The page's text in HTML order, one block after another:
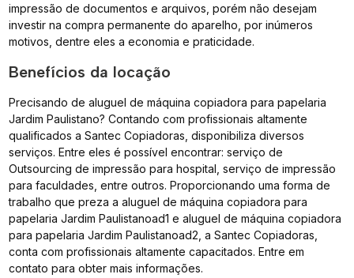
impressão de documentos e arquivos, porém não desejam
investir na compra permanente do aparelho, por inúmeros
motivos, dentre eles a economia e praticidade.
Benefícios da locação
Precisando de aluguel de máquina copiadora para papelaria
Jardim Paulistano? Contando com profissionais altamente
qualificados a Santec Copiadoras, disponibiliza diversos
serviços. Entre eles é possível encontrar: serviço de
Outsourcing de impressão para hospital, serviço de impressão
para faculdades, entre outros. Proporcionando uma forma de
trabalho que preza a aluguel de máquina copiadora para
papelaria Jardim Paulistanoad1 e aluguel de máquina copiadora
para papelaria Jardim Paulistanoad2, a Santec Copiadoras,
conta com profissionais altamente capacitados. Entre em
contato para obter mais informações.